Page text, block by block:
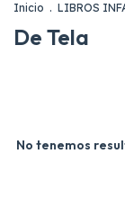
Inicio . LIBROS
De Tela
No tenemos